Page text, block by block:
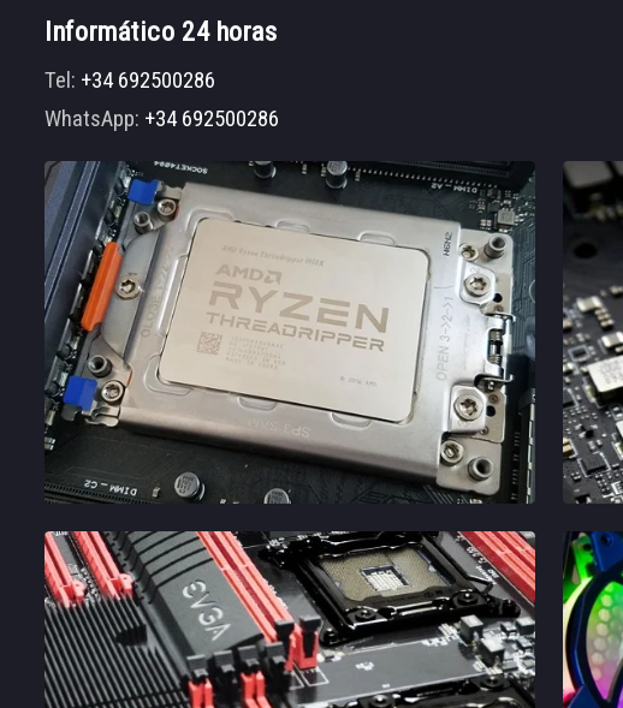
Informático 24 horas
Tel: +34 692500286
WhatsApp: +34 692500286